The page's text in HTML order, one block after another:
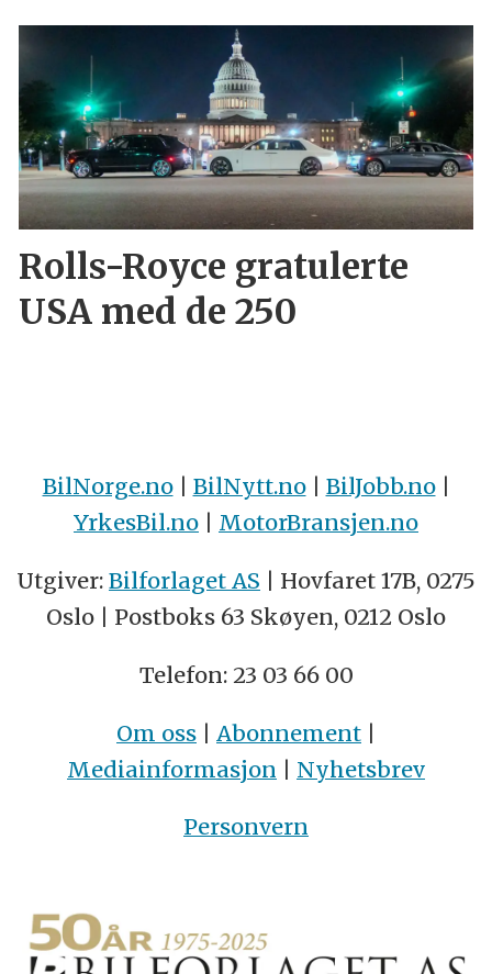
Rolls-Royce gratulerte
USA med de 250
BilNorge.no| BilNytt.no| BilJobb.no|
YrkesBil.no | MotorBransjen.no
Utgiver: Bilforlaget AS | Hovfaret 17B, 0275
Oslo | Postboks 63 Skøyen, 0212 Oslo
Telefon: 23 03 66 00
Om oss | Abonnement |
Mediainformasjon | Nyhetsbrev
Personvern